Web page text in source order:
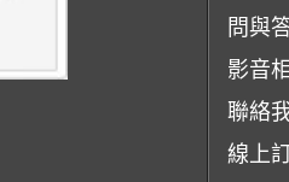
問與
影音
聯絡
線上